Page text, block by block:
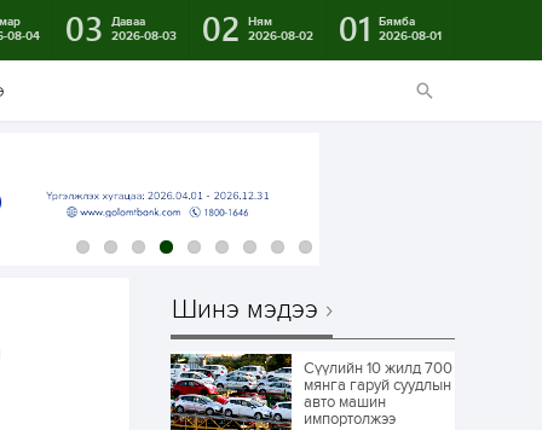
08-04
03
Даваа
2026-08-03
02
Ням
2026-08-02
01
Бямба
2026-08-01
Шинэ мэдээ
Сүүлийн 10 жилд 700
мянга гаруй суудлын
авто машин
импортолжээ